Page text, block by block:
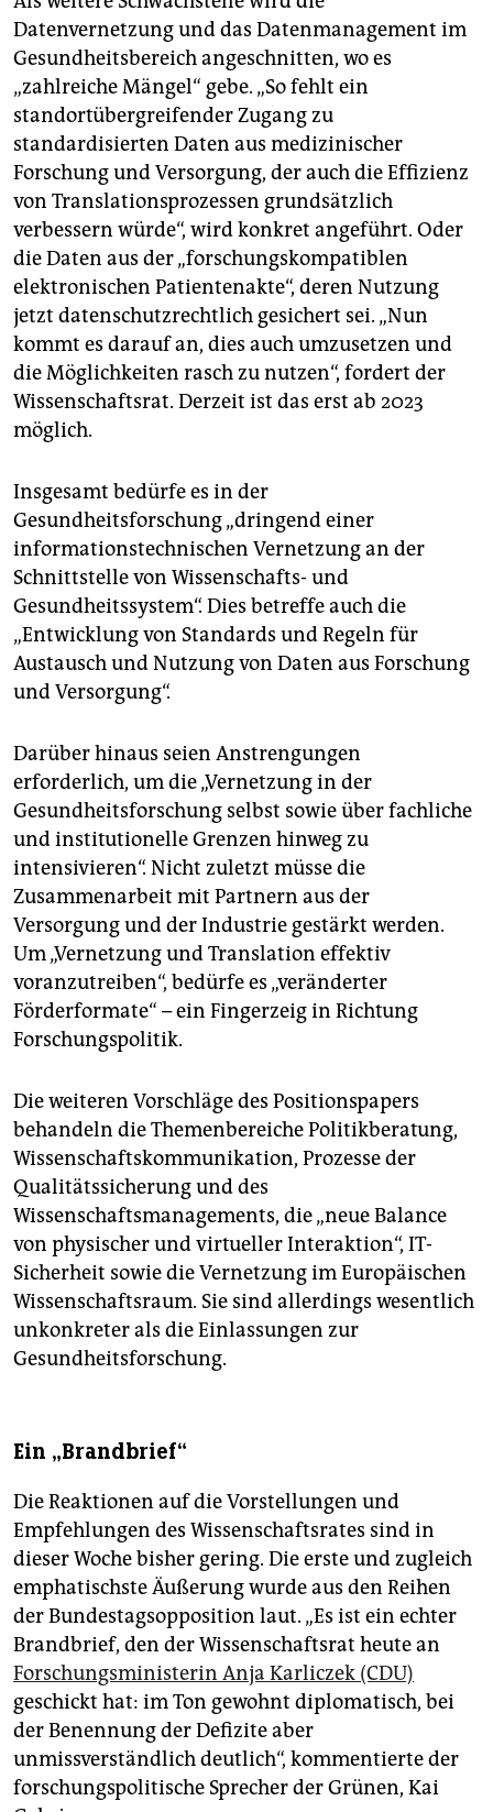
Datenvernetzung und das Datenmanagement im
Gesundheitsbereich angeschnitten, wo es
„zahlreiche Mängel“ gebe. „So fehlt ein
standortübergreifender Zugang zu
standardisierten Daten aus medizinischer
Forschung und Versorgung, der auch die Effizienz
von Translationsprozessen grundsätzlich
verbessern würde“, wird konkret angeführt. Oder
die Daten aus der „forschungskompatiblen
elektronischen Patientenakte“, deren Nutzung
jetzt datenschutzrechtlich gesichert sei. „Nun
kommt es darauf an, dies auch umzusetzen und
die Möglichkeiten rasch zu nutzen“, fordert der
Wissenschaftsrat. Derzeit ist das erst ab 2023
möglich.
Insgesamt bedürfe es in der
Gesundheitsforschung „dringend einer
informationstechnischen Vernetzung an der
Schnittstelle von Wissenschafts- und
Gesundheitssystem“. Dies betreffe auch die
„Entwicklung von Standards und Regeln für
Austausch und Nutzung von Daten aus Forschung
und Versorgung“.
Darüber hinaus seien Anstrengungen
erforderlich, um die „Vernetzung in der
Gesundheitsforschung selbst sowie über fachliche
und institutionelle Grenzen hinweg zu
intensivieren“. Nicht zuletzt müsse die
Zusammenarbeit mit Partnern aus der
Versorgung und der Industrie gestärkt werden.
Um „Vernetzung und Translation effektiv
voranzutreiben“, bedürfe es „veränderter
Förderformate“ – ein Fingerzeig in Richtung
Forschungspolitik.
Die weiteren Vorschläge des Positionspapers
behandeln die Themenbereiche Politikberatung,
Wissenschaftskommunikation, Prozesse der
Qualitätssicherung und des
Wissenschaftsmanagements, die „neue Balance
von physischer und virtueller Interaktion“, IT-
Sicherheit sowie die Vernetzung im Europäischen
Wissenschaftsraum. Sie sind allerdings wesentlich
unkonkreter als die Einlassungen zur
Gesundheitsforschung.
Ein „Brandbrief“
Die Reaktionen auf die Vorstellungen und
Empfehlungen des Wissenschaftsrates sind in
dieser Woche bisher gering. Die erste und zugleich
emphatischste Äußerung wurde aus den Reihen
der Bundestags­opposition laut. „Es ist ein echter
Brandbrief, den der Wissenschaftsrat heute an
Forschungsministerin Anja Karliczek (CDU)
geschickt hat: im Ton gewohnt diplomatisch, bei
der Benennung der Defizite aber
unmissverständlich deutlich“, kommentierte der
forschungspolitische Sprecher der Grünen, Kai